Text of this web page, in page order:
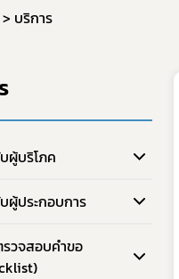
บริการ
ผู้บริโภค
ผู้ประกอบการ
วจสอบคำขอ